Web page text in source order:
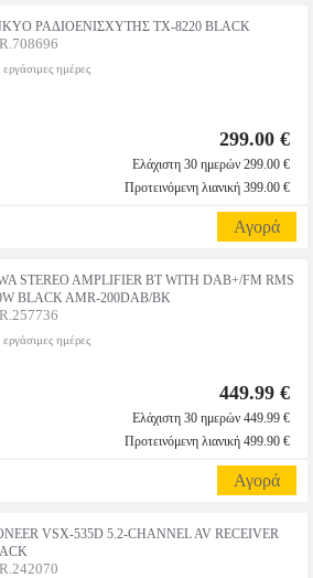
ΡΑΔΙΟΕΝΙΣΧΥΤΗΣ TX-8220 BLACK
ημέρες
299.00 €
Ελάχιστη 30 ημερών 299.00 €
Προτεινόμενη λιανική 399.00 €
Αγορά
STEREO AMPLIFIER BT WITH DAB+/FM RMS
BLACK AMR-200DAB/BK
ημέρες
449.99 €
Ελάχιστη 30 ημερών 449.99 €
Προτεινόμενη λιανική 499.90 €
Αγορά
VSX-535D 5.2-CHANNEL AV RECEIVER